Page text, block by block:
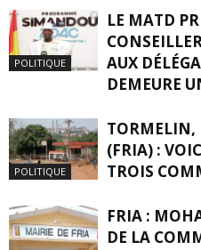
POLITIQUE
LE MATD
AUX
DEMEURE
POLITIQUE
TORMELIN,
(FRIA) :
TROIS
FRIA :
DE LA